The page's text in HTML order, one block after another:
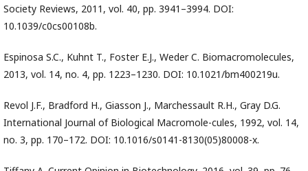
Society Reviews, 2011, vol. 40, pp. 3941–3994. DOI:
10.1039/c0cs00108b.
Espinosa S.C., Kuhnt T., Foster E.J., Weder C. Biomacromolecules,
2013, vol. 14, no. 4, pp. 1223–1230. DOI: 10.1021/bm400219u.
Revol J.F., Bradford H., Giasson J., Marchessault R.H., Gray D.G.
International Journal of Biological Macromole-cules, 1992, vol. 14,
no. 3, pp. 170–172. DOI: 10.1016/s0141-8130(05)80008-x.